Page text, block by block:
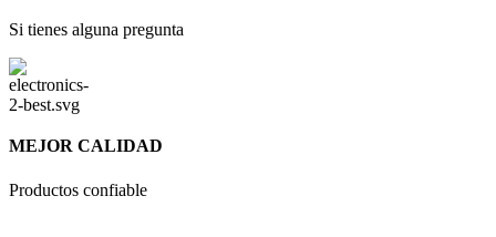
Si tienes alguna pregunta
MEJOR CALIDAD
Productos confiable